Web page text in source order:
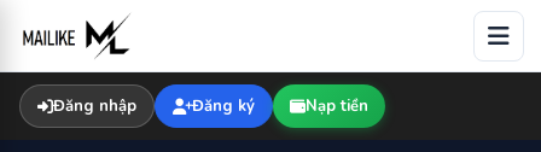
content
Đăng nhập Đăng ký Nạp tiền